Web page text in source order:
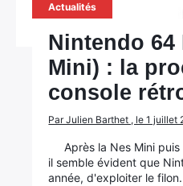
Actualités
Nintendo 64
Mini) : la
console
Par Julien Barthet , le 1 juillet
Après la Nes Mini
il semble évident que
année, d'exploiter le filon.